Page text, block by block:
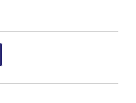
PELIKAN 00013884